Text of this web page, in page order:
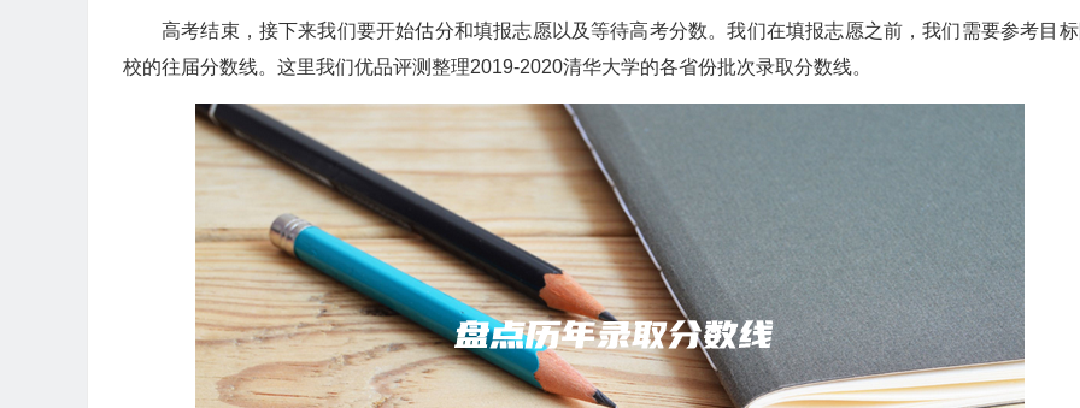
高考结束，接下来我们要开始估分和填报志愿以及等待高考分数。我们在填报志愿之前，我们需要参考目
校的往届分数线。这里我们优品评测整理2019-2020清华大学的各省份批次录取分数线。